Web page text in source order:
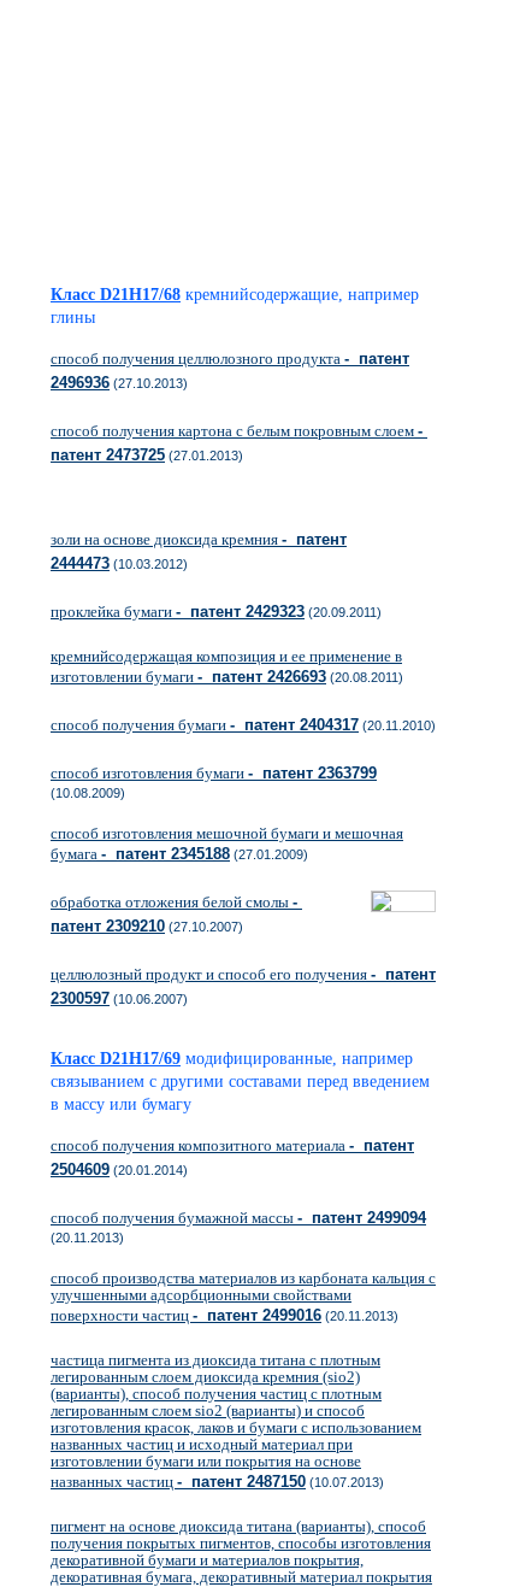
Класс D21H17/68 кремнийсодержащие, например
глины
способ получения целлюлозного продукта - патент
2496936 (27.10.2013)
способ получения картона с белым покровным слоем -
патент 2473725 (27.01.2013)
золи на основе диоксида кремния - патент
2444473 (10.03.2012)
проклейка бумаги - патент 2429323 (20.09.2011)
кремнийсодержащая композиция и ее применение в
изготовлении бумаги - патент 2426693 (20.08.2011)
способ получения бумаги - патент 2404317 (20.11.2010)
способ изготовления бумаги - патент 2363799
(10.08.2009)
способ изготовления мешочной бумаги и мешочная
бумага - патент 2345188 (27.01.2009)
обработка отложения белой смолы -
патент 2309210 (27.10.2007)
целлюлозный продукт и способ его получения - патент
2300597 (10.06.2007)
Класс D21H17/69 модифицированные, например
связыванием с другими составами перед введением
в массу или бумагу
способ получения композитного материала - патент
2504609 (20.01.2014)
способ получения бумажной массы - патент 2499094
(20.11.2013)
способ производства материалов из карбоната кальция с
улучшенными адсорбционными свойствами
поверхности частиц - патент 2499016 (20.11.2013)
частица пигмента из диоксида титана с плотным
легированным слоем диоксида кремния (sio2)
(варианты), способ получения частиц с плотным
легированным слоем sio2 (варианты) и способ
изготовления красок, лаков и бумаги с использованием
названных частиц и исходный материал при
изготовлении бумаги или покрытия на основе
названных частиц - патент 2487150 (10.07.2013)
пигмент на основе диоксида титана (варианты), способ
получения покрытых пигментов, способы изготовления
декоративной бумаги и материалов покрытия,
декоративная бумага, декоративный материал покрытия